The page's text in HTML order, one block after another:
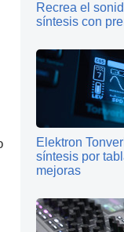
Recrea el
síntesis con
Elektron
síntesis por
mejoras